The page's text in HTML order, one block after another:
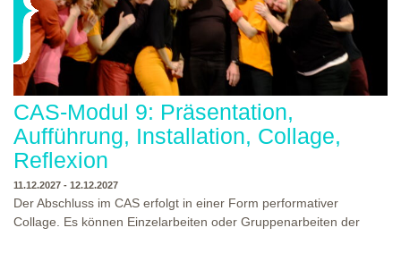
CAS-Modul 9: Präsentation,
Aufführung, Installation, Collage,
Reflexion
11.12.2027 - 12.12.2027
Der Abschluss im CAS erfolgt in einer Form performativer
Collage. Es können Einzelarbeiten oder Gruppenarbeiten der